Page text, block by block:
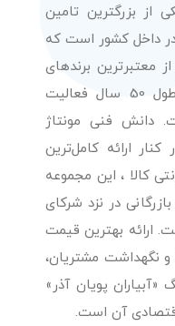
از بزرگترین تامین
داخل کشور است که
معتبرترین برندهای
شناخته شده بین‌المللی را در طول 50 سال فعالیت
دانش فنی مونتاژ
کنار ارائه کامل‌ترین
کالا ، این مجموعه
در نزد شرکای
ارائه بهترین قیمت
و نگهداشت مشتریان،
«آبیاران پویان آذر»
آن است.